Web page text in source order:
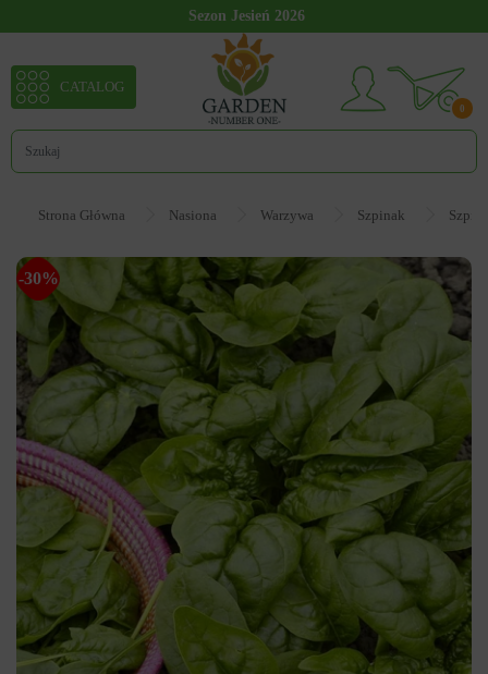
Sezon Jesień 2026
0
CATALOG
Strona Główna Nasiona Warzywa Szpinak
-30%